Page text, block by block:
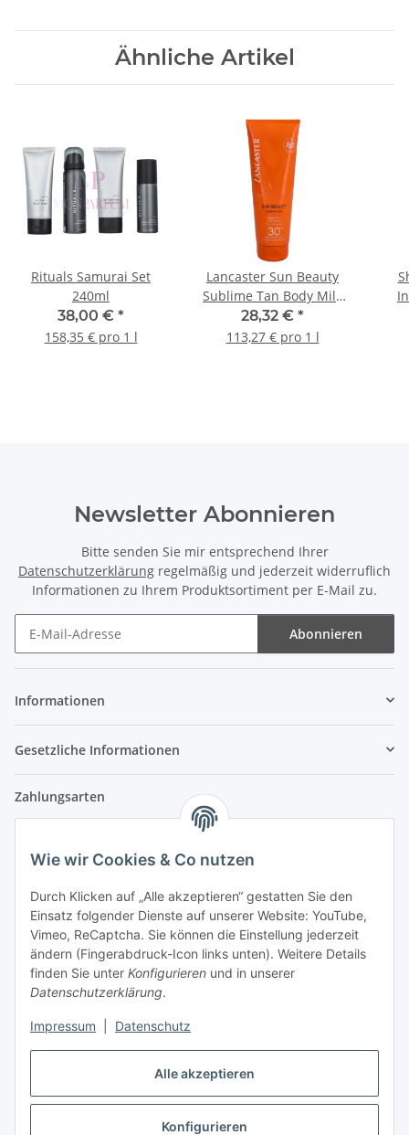
Alle akzeptieren
Konfigurieren
Wie wir Cookies & Co nutzen
Durch Klicken auf „Alle akzeptieren“ gestatten Sie den
Einsatz folgender Dienste auf unserer Website: YouTube,
Vimeo, ReCaptcha. Sie können die Einstellung jederzeit
ändern (Fingerabdruck-Icon links unten). Weitere Details
finden Sie unter Konfigurieren und in unserer
Datenschutzerklärung.
Impressum Datenschutz
Ähnliche Artikel
Rituals Samurai Set
240ml
38,00 € *
158,35 € pro 1 l
Lancaster Sun Beauty
Sublime Tan Body Milk
SPF30 250ml
28,32 € *
113,27 € pro 1 l
Newsletter Abonnieren
Bitte senden Sie mir entsprechend Ihrer
Datenschutzerklärung regelmäßig und jederzeit widerruflich
Informationen zu Ihrem Produktsortiment per E-Mail zu.
Abonnieren
Informationen
Gesetzliche Informationen
Zahlungsarten
Versandpartner
Partner